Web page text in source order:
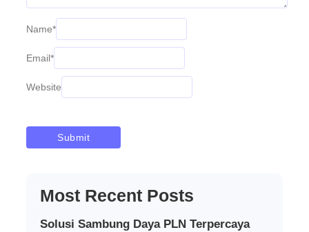
Name*
Email*
Website
Most Recent Posts
Solusi Sambung Daya PLN Terpercaya